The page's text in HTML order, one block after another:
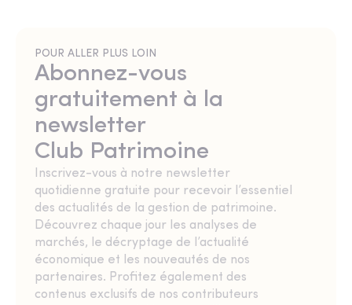
POUR ALLER PLUS LOIN
Abonnez-vous
gratuitement à la
newsletter
Club Patrimoine
Inscrivez-vous à notre newsletter
quotidienne gratuite pour recevoir l’essentiel
des actualités de la gestion de patrimoine.
Découvrez chaque jour les analyses de
marchés, le décryptage de l’actualité
économique et les nouveautés de nos
partenaires. Profitez également des
contenus exclusifs de nos contributeurs